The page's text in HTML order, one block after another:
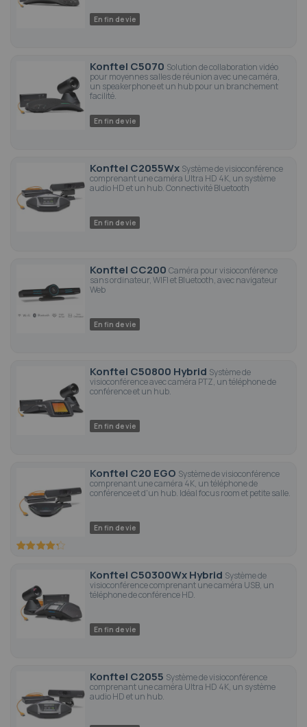
En fin de vie
Konftel C5070 Solution de collaboration vidéo
pour moyennes salles de réunion avec une caméra,
un speakerphone et un hub pour un branchement
facilité.
En fin de vie
Konftel C2055Wx Système de visioconférence
comprenant une caméra Ultra HD 4K, un système
audio HD et un hub. Connectivité Bluetooth
En fin de vie
Konftel CC200 Caméra pour visioconférence
sans ordinateur, WIFI et Bluetooth, avec navigateur
Web
En fin de vie
Konftel C50800 Hybrid Système de
visioconférence avec caméra PTZ, un téléphone de
conférence et un hub.
En fin de vie
Konftel C20 EGO Système de visioconférence
comprenant une caméra 4K, un téléphone de
conférence et d'un hub. Idéal focus room et petite salle.
85 100
En fin de vie
Konftel C50300Wx Hybrid Système de
visioconférence comprenant une caméra USB, un
téléphone de conférence HD.
En fin de vie
Konftel C2055 Système de visioconférence
comprenant une caméra Ultra HD 4K, un système
audio HD et un hub.